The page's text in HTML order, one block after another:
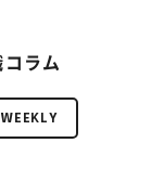
ラム
WEEKLY